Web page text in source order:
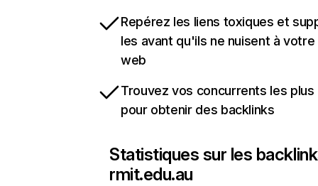
Repérez les liens toxiques et
les avant qu'ils ne nuisent à
web
Trouvez vos concurrents les
pour obtenir des backlinks
Statistiques sur les
rmit.edu.au